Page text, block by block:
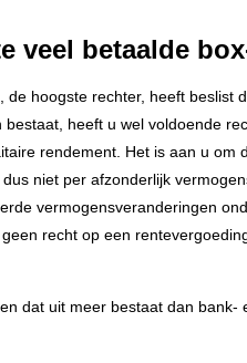
veel betaalde
de hoogste rechter, heeft beslist
bestaat, heeft u wel voldoende
rendement. Het is aan u om
niet per afzonderlijk
vermogensveranderingen
recht op een
dat uit meer bestaat dan